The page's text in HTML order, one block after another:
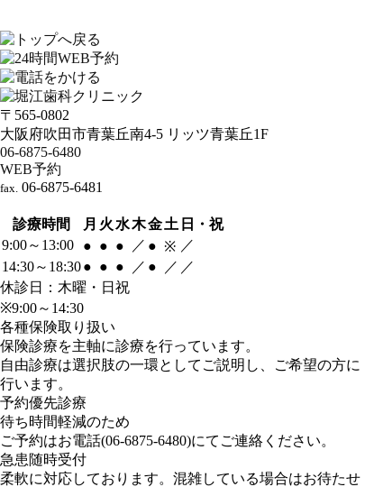
〒565-0802
大阪府吹田市青葉丘南4-5 リッツ青葉丘1F
06-6875-6480
WEB予約
fax. 06-6875-6481
診療時間 月 火 水木金土 日・祝
9:00～13:00
● ● ● ／ ● ※ ／
14:30～18:30● ● ● ／ ● ／ ／
休診日：木曜・日祝
※9:00～14:30
各種保険取り扱い
保険診療を主軸に診療を行っています。
自由診療は選択肢の一環としてご説明し、ご希望の方に
行います。
予約優先診療
待ち時間軽減のため
ご予約はお電話(06-6875-6480)にてご連絡ください。
急患随時受付
柔軟に対応しております。混雑している場合はお待たせ